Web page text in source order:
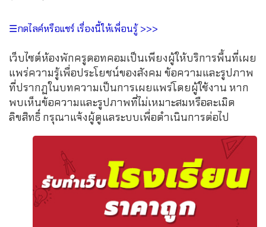
☰กดไลค์หรือแชร์ เรื่องนี้ให้เพื่อนรู้ >>>
เว็บไซต์ห้องพักครูดอทคอมเป็นเพียงผู้ให้บริการพื้นที่เผย
แพร่ความรู้เพื่อประโยชน์ของสังคม ข้อความและรูปภาพ
ที่ปรากฏในบทความเป็นการเผยแพร่โดยผู้ใช้งาน หาก
พบเห็นข้อความและรูปภาพที่ไม่เหมาะสมหรือละเมิด
ลิขสิทธิ์ กรุณาแจ้งผู้ดูแลระบบเพื่อดำเนินการต่อไป